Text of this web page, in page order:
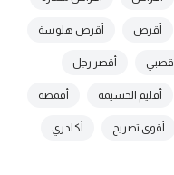
أقرص أقرص هلوسة
أقصبي أقصر رجل
أقليم الحسيمة أقمصة
أقوى تصريح أكادري